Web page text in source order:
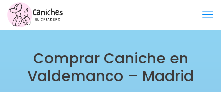
Comprar Caniche en
Valdemanco – Madrid